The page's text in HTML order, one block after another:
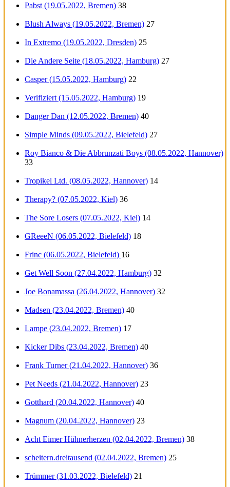
Pabst (19.05.2022, Bremen) 38
Blush Always (19.05.2022, Bremen) 27
In Extremo (19.05.2022, Dresden) 25
Die Andere Seite (18.05.2022, Hamburg) 27
Casper (15.05.2022, Hamburg) 22
Verifiziert (15.05.2022, Hamburg) 19
Danger Dan (12.05.2022, Bremen) 40
Simple Minds (09.05.2022, Bielefeld) 27
Roy Bianco & Die Abbrunzati Boys (08.05.2022, Hannover)
33
Tropikel Ltd. (08.05.2022, Hannover) 14
Therapy? (07.05.2022, Kiel) 36
The Sore Losers (07.05.2022, Kiel) 14
GReeeN (06.05.2022, Bielefeld) 18
Frinc (06.05.2022, Bielefeld) 16
Get Well Soon (27.04.2022, Hamburg) 32
Joe Bonamassa (26.04.2022, Hannover) 32
Madsen (23.04.2022, Bremen) 40
Lampe (23.04.2022, Bremen) 17
Kicker Dibs (23.04.2022, Bremen) 40
Frank Turner (21.04.2022, Hannover) 36
Pet Needs (21.04.2022, Hannover) 23
Gotthard (20.04.2022, Hannover) 40
Magnum (20.04.2022, Hannover) 23
Acht Eimer Hühnerherzen (02.04.2022, Bremen) 38
scheitern.dreitausend (02.04.2022, Bremen) 25
Trümmer (31.03.2022, Bielefeld) 21